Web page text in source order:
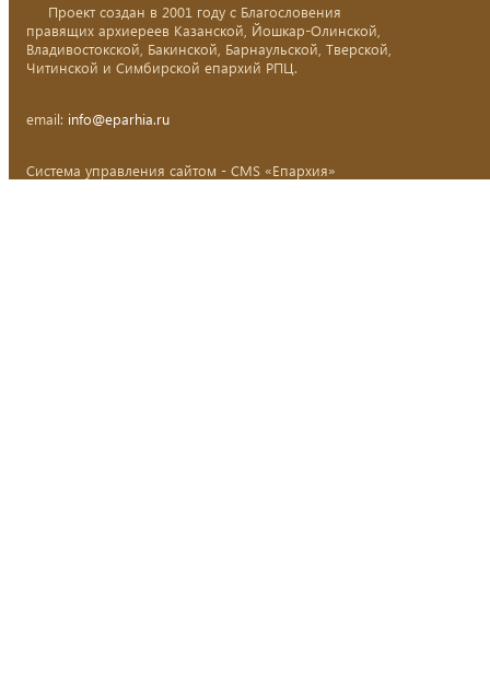
Проект создан в 2001 году с Благословения
правящих архиереев Казанской, Йошкар-Олинской,
Владивостокской, Бакинской, Барнаульской, Тверской,
Читинской и Симбирской епархий РПЦ.
email: info@eparhia.ru
Система управления сайтом - CMS «Епархия»